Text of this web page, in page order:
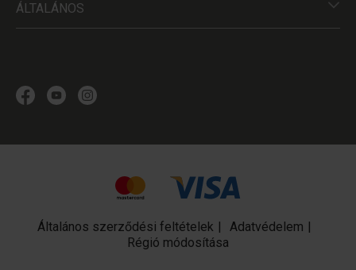
ÁLTALÁNOS
Általános szerződési feltételek
Adatvédelem
Régió módosítása